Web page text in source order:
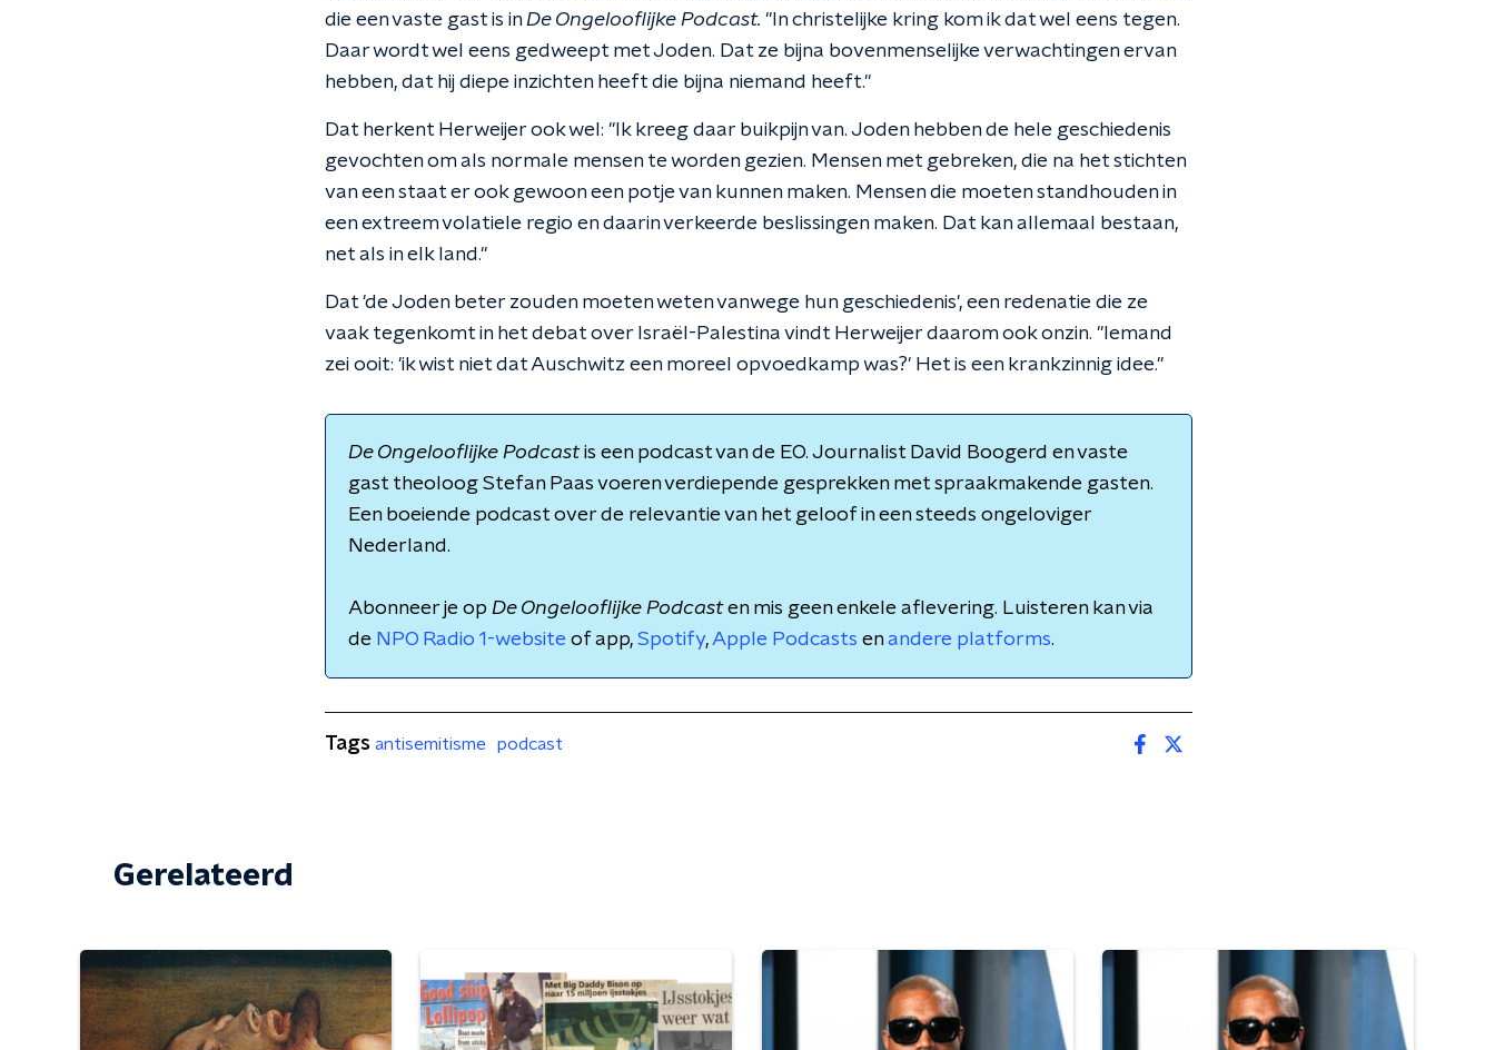
die een vaste gast is inDe Ongelooflijke Podcast. "In christelijke kring kom ik dat wel eens tegen.
Daar wordt wel eens gedweept met Joden. Dat ze bijna bovenmenselijke verwachtingen ervan
hebben, dat hij diepe inzichten heeft die bijna niemand heeft."
Dat herkent Herweijer ook wel: "Ik kreeg daar buikpijn van. Joden hebben de hele geschiedenis
gevochten om als normale mensen te worden gezien. Mensen met gebreken, die na het stichten
van een staat er ook gewoon een potje van kunnen maken. Mensen die moeten standhouden in
een extreem volatiele regio en daarin verkeerde beslissingen maken. Dat kan allemaal bestaan,
net als in elk land."
Dat 'de Joden beter zouden moeten weten vanwege hun geschiedenis', een redenatie die ze
vaak tegenkomt in het debat over Israël-Palestina vindt Herweijer daarom ook onzin. "Iemand
zei ooit: 'ik wist niet dat Auschwitz een moreel opvoedkamp was?' Het is een krankzinnig idee."
De Ongelooflijke Podcastis een podcast van de EO. Journalist David Boogerd en vaste
gast theoloog Stefan Paas voeren verdiepende gesprekken met spraakmakende gasten.
Een boeiende podcast over de relevantie van het geloof in een steeds ongeloviger
Nederland.
Abonneer je op De Ongelooflijke Podcasten mis geen enkele aflevering. Luisteren kan via
de NPO Radio 1-website of app, Spotify,Apple Podcasts enandere platforms.
Tags antisemitisme podcast
Gerelateerd